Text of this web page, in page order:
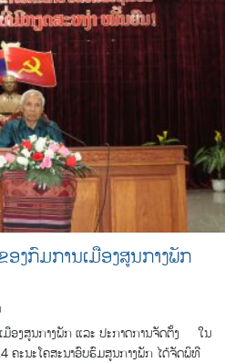
ງກົມການເມືອງສູນກາງພັກ
ມືອງສູນກາງພັກ ແລະ ປະກາດການຈັດຕັ້ງ ໃນ
ຄະນະໂຄສະນາອົບຮົມສູນກາງພັກ ໄດ້ຈັດພິທີ